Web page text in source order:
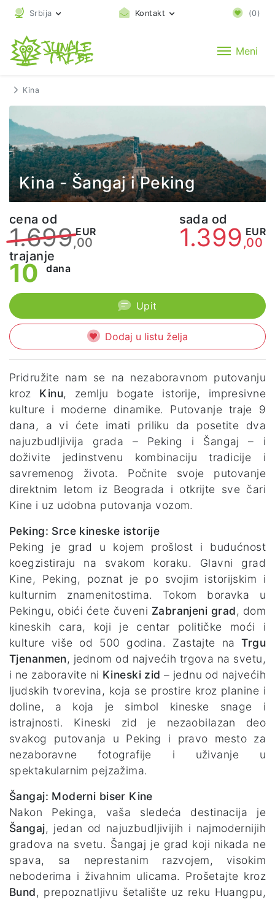
Srbija Kontakt (0)
Meni
Kina
Kina - Šangaj i Peking
cena od
1.699 EUR
,00
sada od
1.399 EUR
,00
trajanje
10 dana
Upit
Dodaj u listu želja
Pridružite nam se na nezaboravnom putovanju
kroz Kinu, zemlju bogate istorije, impresivne
kulture i moderne dinamike. Putovanje traje 9
dana, a vi ćete imati priliku da posetite dva
najuzbudljivija grada – Peking i Šangaj – i
doživite jedinstvenu kombinaciju tradicije i
savremenog života. Počnite svoje putovanje
direktnim letom iz Beograda i otkrijte sve čari
Kine i uz udobna putovanja vozom.
Peking: Srce kineske istorije
Peking je grad u kojem prošlost i budućnost
koegzistiraju na svakom koraku. Glavni grad
Kine, Peking, poznat je po svojim istorijskim i
kulturnim znamenitostima. Tokom boravka u
Pekingu, obići ćete čuveni Zabranjeni grad, dom
kineskih cara, koji je centar političke moći i
kulture više od 500 godina. Zastajte naTrgu
Tjenanmen, jednom od najvećih trgova na svetu,
i ne zaboravite ni Kineski zid – jednu od najvećih
ljudskih tvorevina, koja se prostire kroz planine i
doline, a koja je simbol kineske snage i
istrajnosti. Kineski zid je nezaobilazan deo
svakog putovanja u Peking i pravo mesto za
nezaboravne fotografije i uživanje u
spektakularnim pejzažima.
Šangaj: Moderni biser Kine
Nakon Pekinga, vaša sledeća destinacija je
Šangaj, jedan od najuzbudljivijih i najmodernijih
gradova na svetu. Šangaj je grad koji nikada ne
spava, sa neprestanim razvojem, visokim
neboderima i živahnim ulicama. Prošetajte kroz
Bund, prepoznatljivu šetalište uz reku Huangpu,